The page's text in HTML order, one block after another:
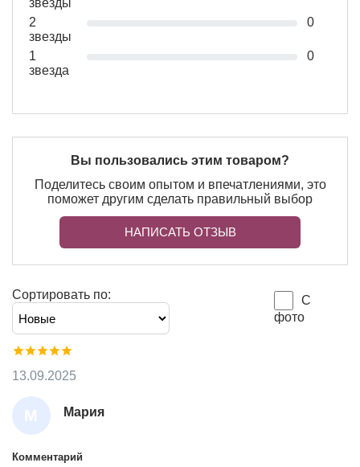
звезды
2
звезды
0
1
звезда
0
Вы пользовались этим товаром?
Поделитесь своим опытом и впечатлениями, это
поможет другим сделать правильный выбор
НАПИСАТЬ ОТЗЫВ
Сортировать по:
С
фото
М
А
Р
Мария
13.09.2025
Комментарий